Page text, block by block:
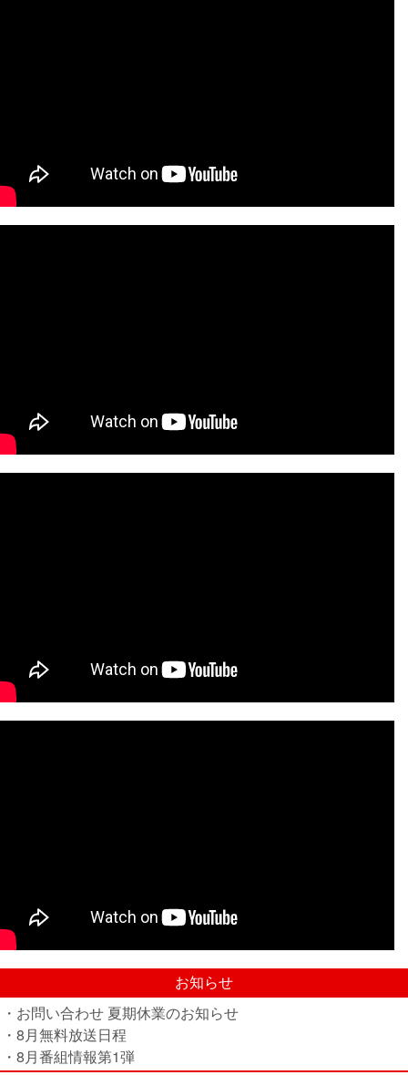
お知らせ
・お問い合わせ 夏期休業のお知らせ
・8月無料放送日程
・8月番組情報第1弾